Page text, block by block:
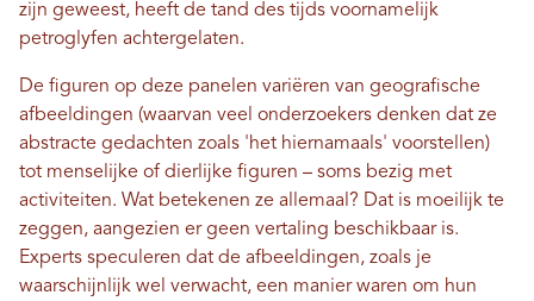
zijn geweest, heeft de tand des tijds voornamelijk
petroglyfen achtergelaten.
De figuren op deze panelen variëren van geografische
afbeeldingen (waarvan veel onderzoekers denken dat ze
abstracte gedachten zoals 'het hiernamaals' voorstellen)
tot menselijke of dierlijke figuren – soms bezig met
activiteiten. Wat betekenen ze allemaal? Dat is moeilijk te
zeggen, aangezien er geen vertaling beschikbaar is.
Experts speculeren dat de afbeeldingen, zoals je
waarschijnlijk wel verwacht, een manier waren om hun